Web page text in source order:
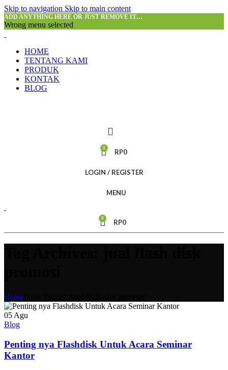
Skip to navigation Skip to main content
ADD ANYTHING HERE OR JUST REMOVE IT…
Wrong menu selected
HOME
TENTANG KAMI
PRODUK
KONTAK
BLOG
0 RP0
LOGIN / REGISTER
MENU
0 RP0
Home
05 Agu
Blog
Penting nya Flashdisk Untuk Acara Seminar
Kantor